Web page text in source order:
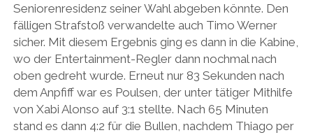
Seniorenresidenz seiner Wahl abgeben könnte. Den
fälligen Strafstoß verwandelte auch Timo Werner
sicher. Mit diesem Ergebnis ging es dann in die Kabine,
wo der Entertainment-Regler dann nochmal nach
oben gedreht wurde. Erneut nur 83 Sekunden nach
dem Anpfiff war es Poulsen, der unter tätiger Mithilfe
von Xabi Alonso auf 3:1 stellte. Nach 65 Minuten
stand es dann 4:2 für die Bullen, nachdem Thiago per